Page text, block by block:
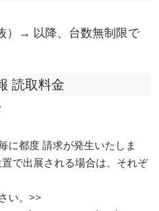
）→ 以降、台数無制限で
読取料金
に都度 請求が発生いたしま
で出展される場合は、それぞ
い。>>